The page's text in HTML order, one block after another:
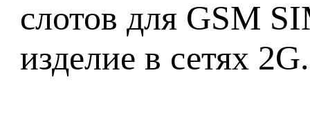
слотов для GSM
изделие в сетях 2G.